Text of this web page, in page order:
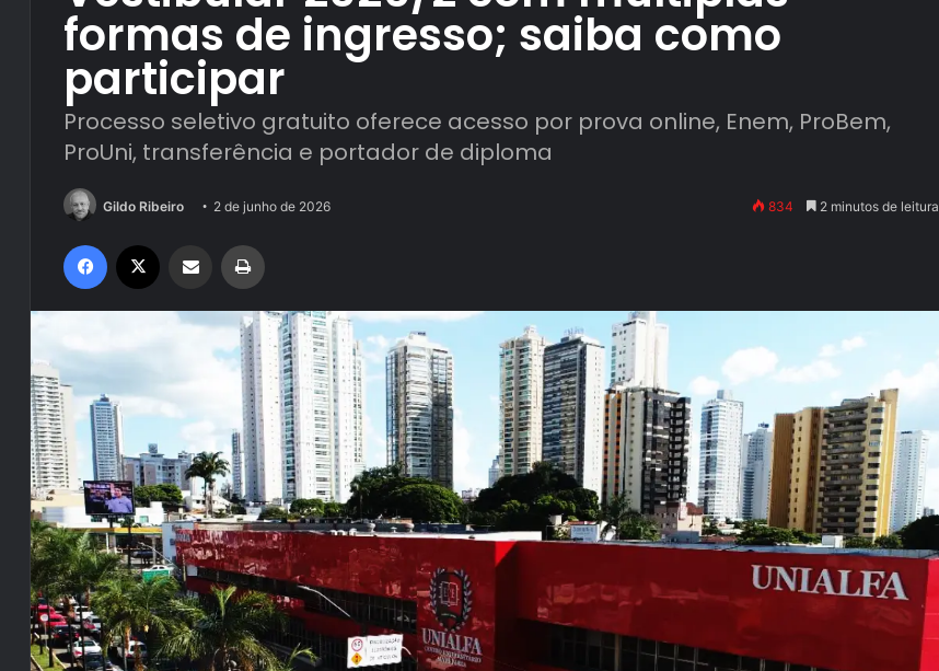
formas de ingresso; saiba como
participar
Processo seletivo gratuito oferece acesso por prova online, Enem, ProBem,
ProUni, transferência e portador de diploma
Gildo Ribeiro 2 de junho de 2026 834 2 minutos de leitura